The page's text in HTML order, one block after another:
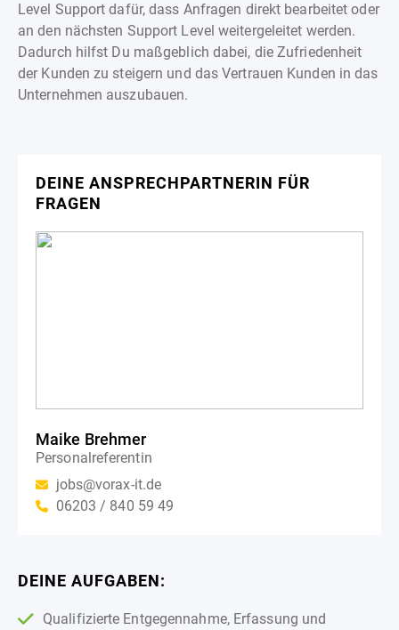
Level Support dafür, dass Anfragen direkt bearbeitet oder
an den nächsten Support Level weitergeleitet werden.
Dadurch hilfst Du maßgeblich dabei, die Zufriedenheit
der Kunden zu steigern und das Vertrauen Kunden in das
Unternehmen auszubauen.
DEINE ANSPRECHPARTNERIN FÜR
FRAGEN
Maike Brehmer
Personalreferentin
jobs@vorax-it.de
06203 / 840 59 49
DEINE AUFGABEN:
Qualifizierte Entgegennahme, Erfassung und